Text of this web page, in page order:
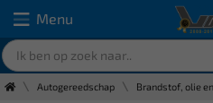
Menu
Autogereedschap Brandstof, olie